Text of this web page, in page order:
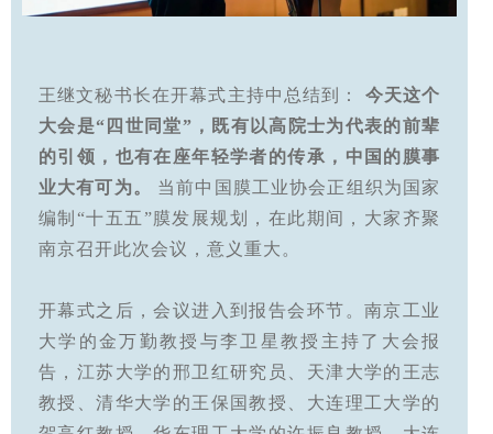
王继文秘书长在开幕式主持中总结到：
今天这个
大会是“四世同堂”，既有以高院士为代表的前辈
的引领，也有在座年轻学者的传承，中国的膜事
业大有可为。 当前中国膜工业协会正组织为国家
编制“十五五”膜发展规划，在此期间，大家齐聚
南京召开此次会议，意义重大。
开幕式之后，会议进入到报告会环节。南京工业
大学的金万勤教授与李卫星教授主持了大会报
告，江苏大学的邢卫红研究员、天津大学的王志
教授、清华大学的王保国教授、大连理工大学的